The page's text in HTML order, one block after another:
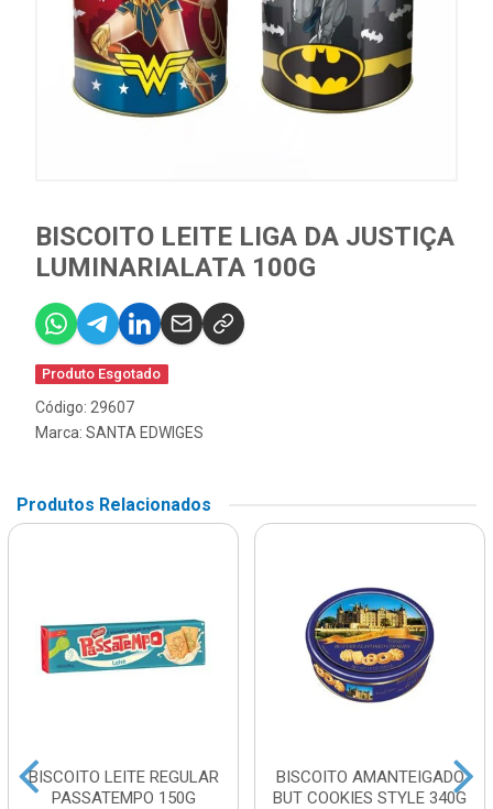
BISCOITO LEITE LIGA DA JUSTIÇA
LUMINARIALATA 100G
Produto Esgotado
Código: 29607
Marca: SANTA EDWIGES
Produtos Relacionados
BISCOITO LEITE REGULAR
PASSATEMPO 150G
BISCOITO AMANTEIGADO
BUT COOKIES STYLE 340G